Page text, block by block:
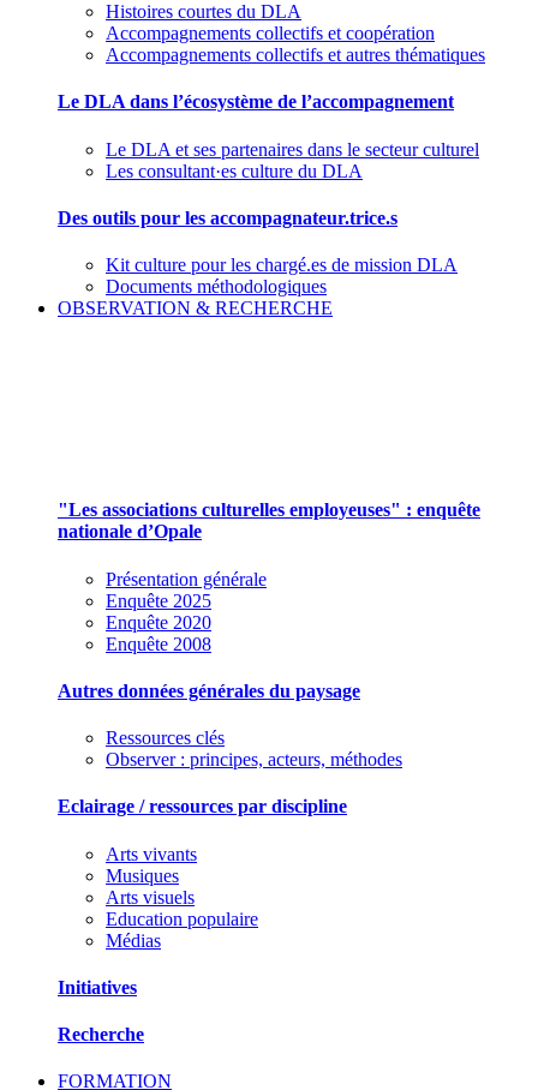
Histoires courtes du DLA
Accompagnements collectifs et coopération
Accompagnements collectifs et autres thématiques
Le DLA dans l’écosystème de l’accompagnement
Le DLA et ses partenaires dans le secteur culturel
Les consultant·es culture du DLA
Des outils pour les accompagnateur.trice.s
Kit culture pour les chargé.es de mission DLA
Documents méthodologiques
OBSERVATION & RECHERCHE
"Les associations culturelles employeuses" : enquête
nationale d’Opale
Présentation générale
Enquête 2025
Enquête 2020
Enquête 2008
Autres données générales du paysage
Ressources clés
Observer : principes, acteurs, méthodes
Eclairage / ressources par discipline
Arts vivants
Musiques
Arts visuels
Education populaire
Médias
Initiatives
Recherche
FORMATION